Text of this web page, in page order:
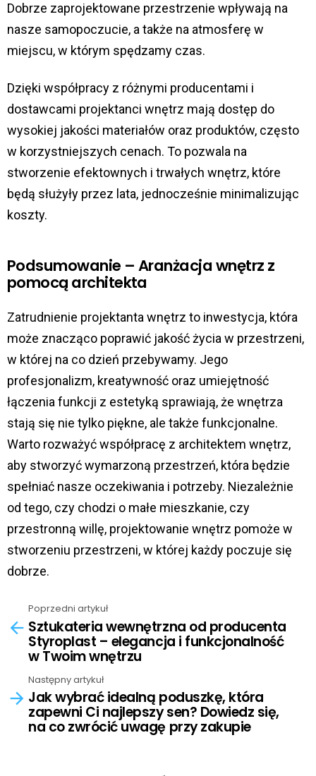
Dobrze zaprojektowane przestrzenie wpływają na
nasze samopoczucie, a także na atmosferę w
miejscu, w którym spędzamy czas.
Dzięki współpracy z różnymi producentami i
dostawcami projektanci wnętrz mają dostęp do
wysokiej jakości materiałów oraz produktów, często
w korzystniejszych cenach. To pozwala na
stworzenie efektownych i trwałych wnętrz, które
będą służyły przez lata, jednocześnie minimalizując
koszty.
Podsumowanie – Aranżacja wnętrz z
pomocą architekta
Zatrudnienie projektanta wnętrz to inwestycja, która
może znacząco poprawić jakość życia w przestrzeni,
w której na co dzień przebywamy. Jego
profesjonalizm, kreatywność oraz umiejętność
łączenia funkcji z estetyką sprawiają, że wnętrza
stają się nie tylko piękne, ale także funkcjonalne.
Warto rozważyć współpracę z architektem wnętrz,
aby stworzyć wymarzoną przestrzeń, która będzie
spełniać nasze oczekiwania i potrzeby. Niezależnie
od tego, czy chodzi o małe mieszkanie, czy
przestronną willę, projektowanie wnętrz pomoże w
stworzeniu przestrzeni, w której każdy poczuje się
dobrze.
more
Poprzedni artykuł
Sztukateria wewnętrzna od producenta
Styroplast – elegancja i funkcjonalność
w Twoim wnętrzu
Następny artykuł
Jak wybrać idealną poduszkę, która
zapewni Ci najlepszy sen? Dowiedz się,
na co zwrócić uwagę przy zakupie